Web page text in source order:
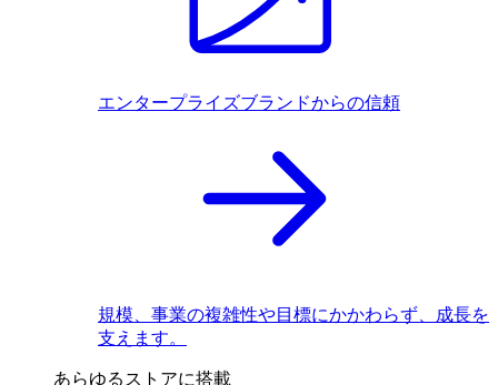
エンタープライズブランドからの信頼
規模、事業の複雑性や目標にかかわらず、成長を
支えます。
あらゆるストアに搭載